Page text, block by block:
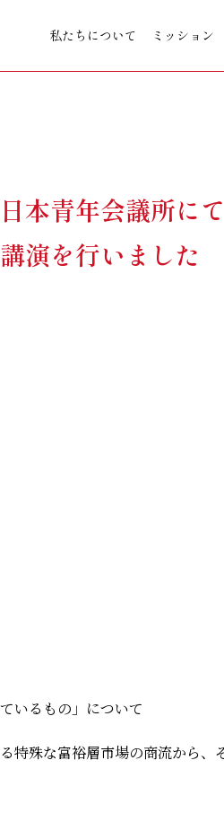
私たちについて ミッション
本青年会議所に
演を行いました
いるもの」について
特殊な富裕層市場の商流から